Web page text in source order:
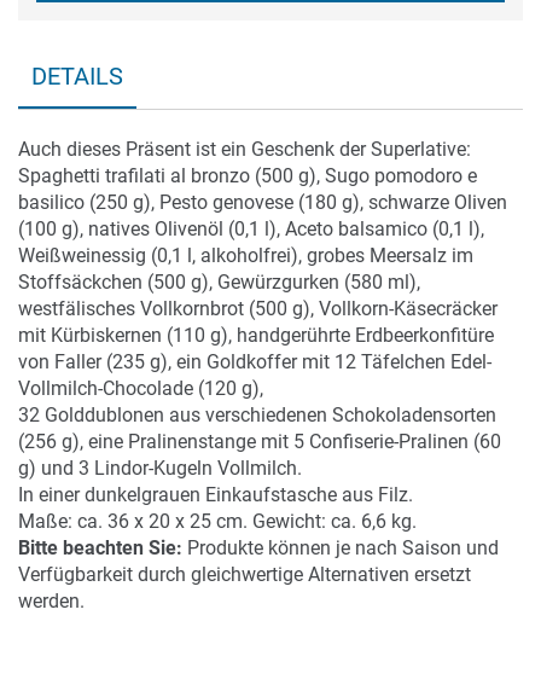
DETAILS
Auch dieses Präsent ist ein Geschenk der Superlative:
Spaghetti trafilati al bronzo (500 g), Sugo pomodoro e
basilico (250 g), Pesto genovese (180 g), schwarze Oliven
(100 g), natives Olivenöl (0,1 l), Aceto balsamico (0,1 l),
Weißweinessig (0,1 l, alkoholfrei), grobes Meersalz im
Stoffsäckchen (500 g), Gewürzgurken (580 ml),
westfälisches Vollkornbrot (500 g), Vollkorn-Käsecräcker
mit Kürbiskernen (110 g), handgerührte Erdbeerkonfitüre
von Faller (235 g), ein Goldkoffer mit 12 Täfelchen Edel-
Vollmilch-Chocolade (120 g),
32 Golddublonen aus verschiedenen Schokoladensorten
(256 g), eine Pralinenstange mit 5 Confiserie-Pralinen (60
g) und 3 Lindor-Kugeln Vollmilch.
In einer dunkelgrauen Einkaufstasche aus Filz.
Maße: ca. 36 x 20 x 25 cm. Gewicht: ca. 6,6 kg.
Bitte beachten Sie: Produkte können je nach Saison und
Verfügbarkeit durch gleichwertige Alternativen ersetzt
werden.